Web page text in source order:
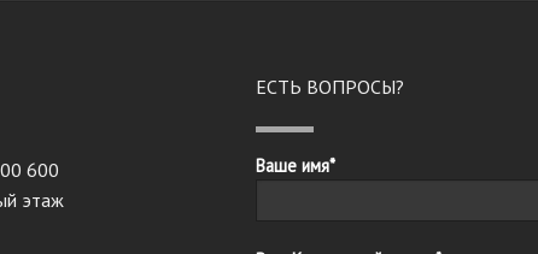
600
этаж
ЕСТЬ ВОПРОСЫ?
Ваше имя*